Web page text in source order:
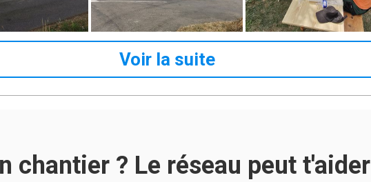
Voir la suite
chantier ? Le réseau peut t'aider